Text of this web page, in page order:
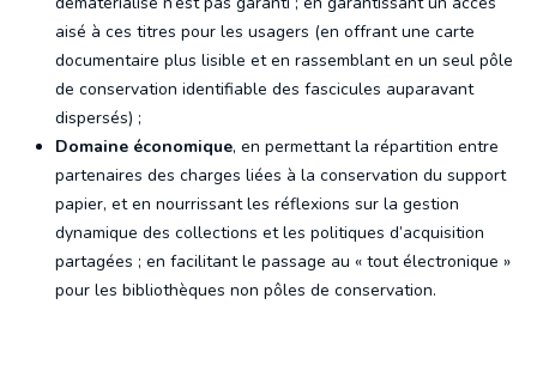
aisé à ces titres pour les usagers (en offrant une carte
documentaire plus lisible et en rassemblant en un seul pôle
de conservation identifiable des fascicules auparavant
dispersés) ;
Domaine économique, en permettant la répartition entre
partenaires des charges liées à la conservation du support
papier, et en nourrissant les réflexions sur la gestion
dynamique des collections et les politiques d’acquisition
partagées ; en facilitant le passage au « tout électronique »
pour les bibliothèques non pôles de conservation.